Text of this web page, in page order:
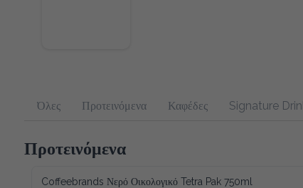
Όλες Προτεινόμενα Καφέδες Signature
Προτεινόμενα
Coffeebrands Νερό Οικολογικό Tetra Pak 750ml